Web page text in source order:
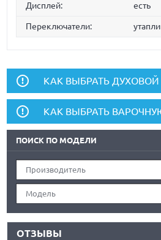
Дисплей: есть
Переключатели:
КАК ВЫБРАТЬ
КАК ВЫБРАТЬ
ПОИСК ПО МОДЕЛИ
Производитель
Модель
ОТЗЫВЫ